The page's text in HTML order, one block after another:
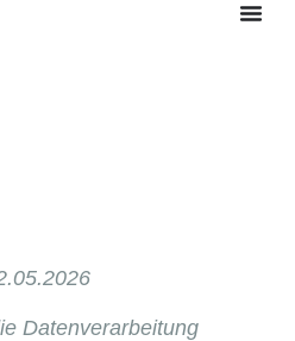
Datenverarbeitung